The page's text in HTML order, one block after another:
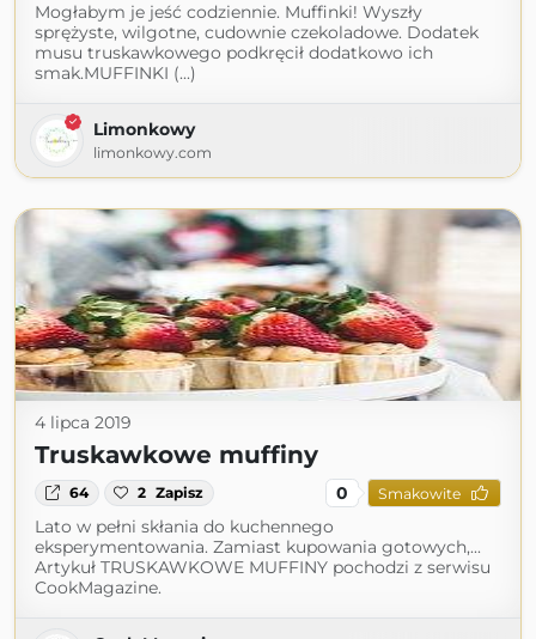
Mogłabym je jeść codziennie. Muffinki! Wyszły
sprężyste, wilgotne, cudownie czekoladowe. Dodatek
musu truskawkowego podkręcił dodatkowo ich
smak.MUFFINKI (...)
Limonkowy
limonkowy.com
4 lipca 2019
Truskawkowe muffiny
64 2 Zapisz 0 Smakowite
Lato w pełni skłania do kuchennego
eksperymentowania. Zamiast kupowania gotowych,...
Artykuł TRUSKAWKOWE MUFFINY pochodzi z serwisu
CookMagazine.